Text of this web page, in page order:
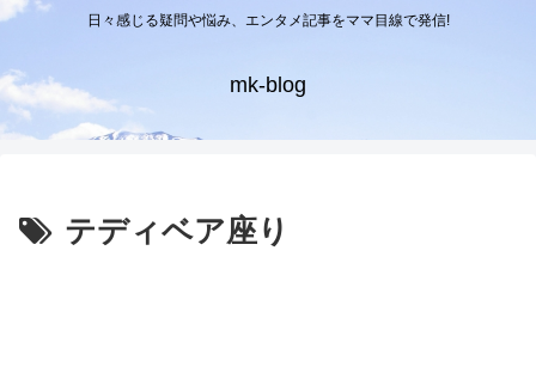
日々感じる疑問や悩み、エンタメ記事をママ目線で発信!
mk-blog
テディベア座り